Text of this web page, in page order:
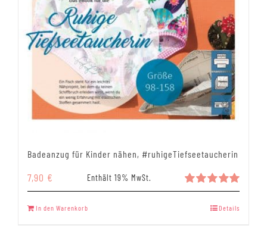
Badeanzug für Kinder nähen, #ruhigeTiefseetaucherin
Bewertet
5.00
7,90 € Enthält 19% MwSt.
In den Warenkorb Details